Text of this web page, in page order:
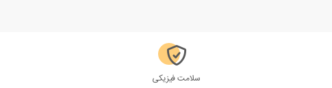
سلامت فیزیکی